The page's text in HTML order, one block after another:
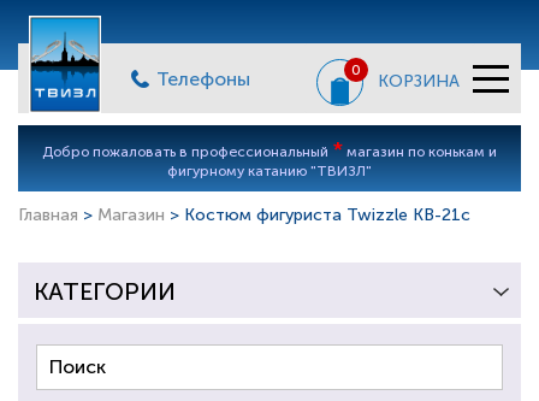
Телефоны 0
КОРЗИНА
Добро пожаловать в профессиональный * магазин по конькам и
фигурному катанию "ТВИЗЛ"
Главная > Магазин > Костюм фигуриста Twizzle KB-21c
КАТЕГОРИИ